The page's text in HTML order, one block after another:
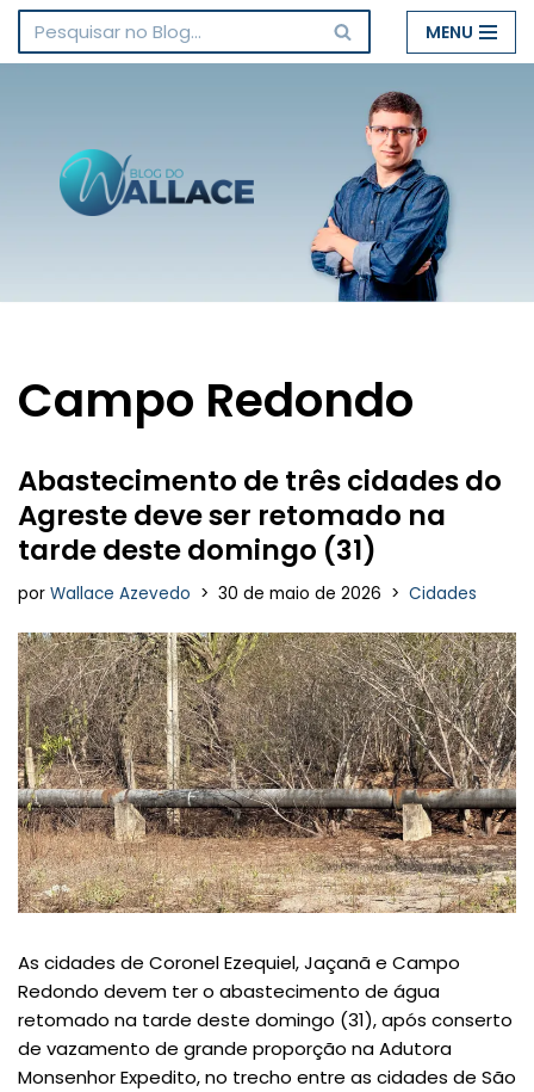
Pular
conteúdo
MENU
Campo Redondo
Abastecimento de três cidades do
Agreste deve ser retomado na
tarde deste domingo (31)
por Wallace Azevedo 30 de maio de 2026 Cidades
As cidades de Coronel Ezequiel, Jaçanã e Campo
Redondo devem ter o abastecimento de água
retomado na tarde deste domingo (31), após conserto
de vazamento de grande proporção na Adutora
Monsenhor Expedito, no trecho entre as cidades de São